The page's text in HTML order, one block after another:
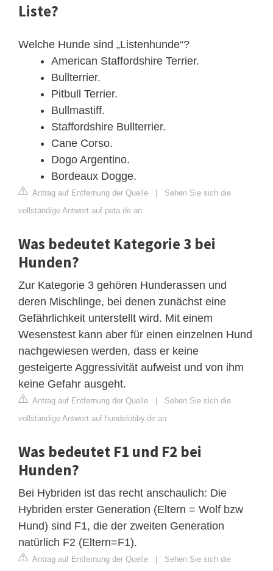
Liste?
Welche Hunde sind „Listenhunde“?
American Staffordshire Terrier.
Bullterrier.
Pitbull Terrier.
Bullmastiff.
Staffordshire Bullterrier.
Cane Corso.
Dogo Argentino.
Bordeaux Dogge.
Antrag auf Entfernung der Quelle | Sehen Sie sich die
vollständige Antwort auf peta.de an
Was bedeutet Kategorie 3 bei
Hunden?
Zur Kategorie 3 gehören Hunderassen und
deren Mischlinge, bei denen zunächst eine
Gefährlichkeit unterstellt wird. Mit einem
Wesenstest kann aber für einen einzelnen Hund
nachgewiesen werden, dass er keine
gesteigerte Aggressivität aufweist und von ihm
keine Gefahr ausgeht.
Antrag auf Entfernung der Quelle | Sehen Sie sich die
vollständige Antwort auf hundelobby.de an
Was bedeutet F1 und F2 bei
Hunden?
Bei Hybriden ist das recht anschaulich: Die
Hybriden erster Generation (Eltern = Wolf bzw
Hund) sind F1, die der zweiten Generation
natürlich F2 (Eltern=F1).
Antrag auf Entfernung der Quelle | Sehen Sie sich die